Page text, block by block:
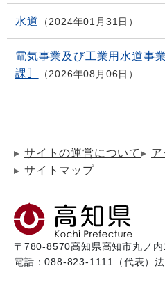
水道 2024年01月31日
電気事業及び工業用水道事
課］
2026年08月06日
サイトの運営について
サイトマップ
〒780-8570高知県高知市丸ノ
電話：088-823-1111（代表）